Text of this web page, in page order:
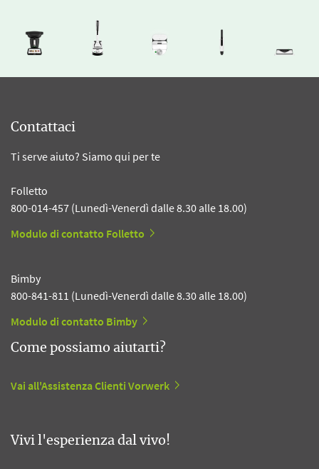
Contattaci
Ti serve aiuto? Siamo qui per te
Folletto
800-014-457 (Lunedì-Venerdì dalle 8.30 alle 18.00)
Modulo di contatto Folletto
Bimby
800-841-811 (Lunedì-Venerdì dalle 8.30 alle 18.00)
Modulo di contatto Bimby
Come possiamo aiutarti?
Vai all'Assistenza Clienti Vorwerk
Vivi l'esperienza dal vivo!